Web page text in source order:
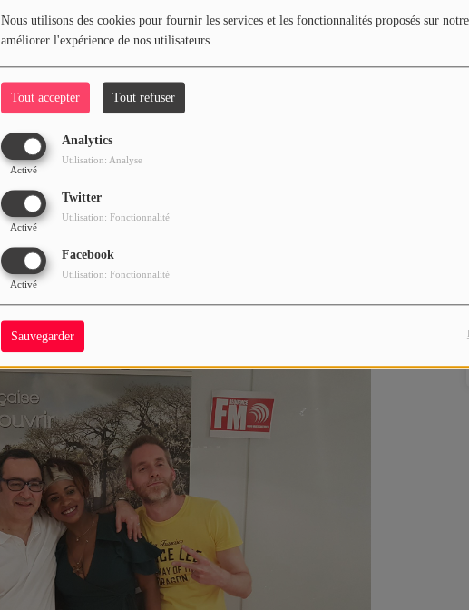
Nous utilisons des cookies pour fournir les services et les fonctionnalités proposés sur
améliorer l'expérience de nos utilisateurs.
Tout accepter Tout refuser
Analytics
Activé
Utilisation: Analyse
Twitter
Activé
Utilisation: Fonctionnalité
Facebook
Activé
Utilisation: Fonctionnalité
Sauvegarder